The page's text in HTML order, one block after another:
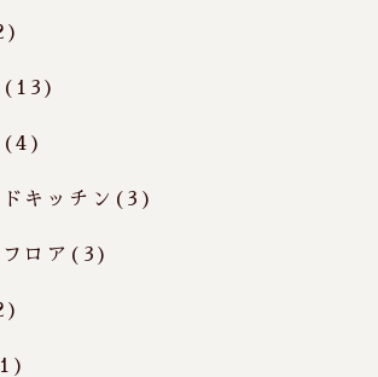
(13)
(4)
キッチン(3)
ロア(3)